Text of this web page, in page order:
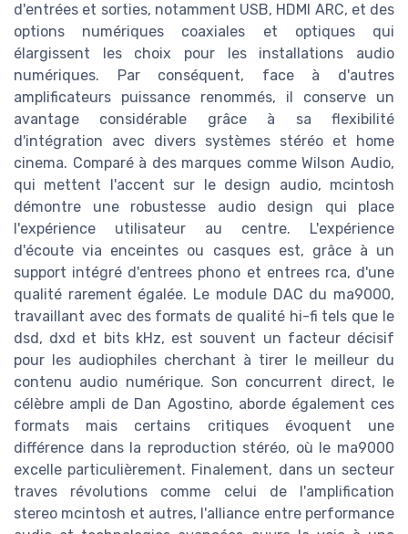
d'entrées et sorties, notamment USB, HDMI ARC, et des
options numériques coaxiales et optiques qui
élargissent les choix pour les installations audio
numériques. Par conséquent, face à d'autres
amplificateurs puissance renommés, il conserve un
avantage considérable grâce à sa flexibilité
d'intégration avec divers systèmes stéréo et home
cinema. Comparé à des marques comme Wilson Audio,
qui mettent l'accent sur le design audio, mcintosh
démontre une robustesse audio design qui place
l'expérience utilisateur au centre. L'expérience
d'écoute via enceintes ou casques est, grâce à un
support intégré d'entrees phono et entrees rca, d'une
qualité rarement égalée. Le module DAC du ma9000,
travaillant avec des formats de qualité hi-fi tels que le
dsd, dxd et bits kHz, est souvent un facteur décisif
pour les audiophiles cherchant à tirer le meilleur du
contenu audio numérique. Son concurrent direct, le
célèbre ampli de Dan Agostino, aborde également ces
formats mais certains critiques évoquent une
différence dans la reproduction stéréo, où le ma9000
excelle particulièrement. Finalement, dans un secteur
traves révolutions comme celui de l'amplification
stereo mcintosh et autres, l'alliance entre performance